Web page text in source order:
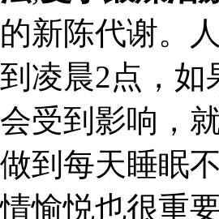
的新陈代谢。
到凌晨2点，如
会受到影响，
做到每天睡眠
情愉悦也很重